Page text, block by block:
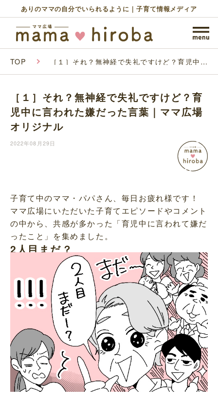
ありのママの自分でいられるように｜子育て情報メディア
TOP ［１］それ？無神経で失礼ですけど？育児中に
［１］それ？無神経で失礼ですけど？育
児中に言われた嫌だった言葉｜ママ広場
オリジナル
2022年08月29日
子育て中のママ・パパさん、毎日お疲れ様です！
ママ広場にいただいた子育てエピソードやコメント
の中から、共感が多かった「育児中に言われて嫌だ
ったこと」を集めました。
2人目まだ？